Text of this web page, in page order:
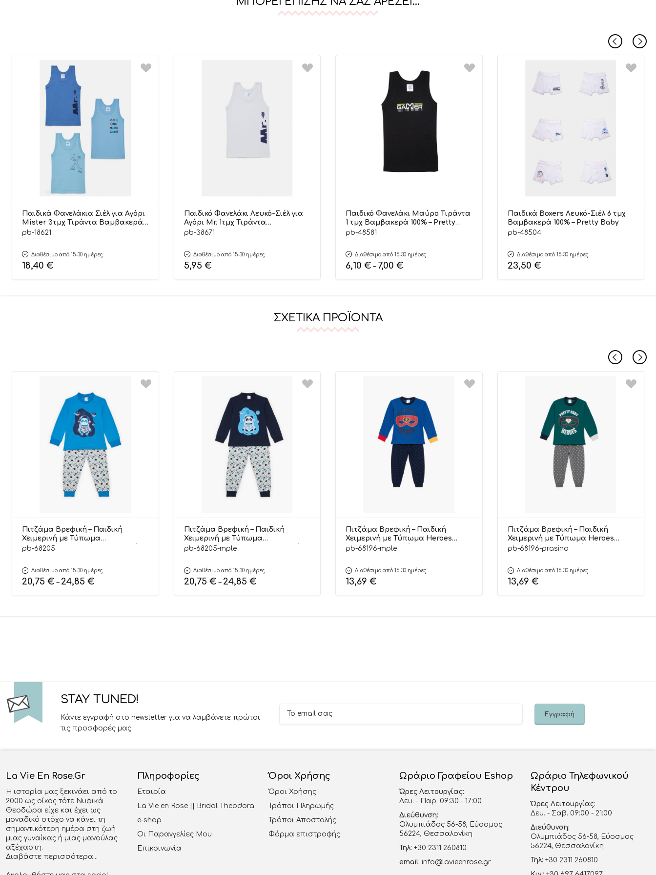
Μερικά ρούχα που φαίνονται ότι «μάζεψαν» στο πλύσιμο επανέρχονται στις
αρχικές τους διαστάσεις μετά το σιδέρωμα (π.χ. 100% modal ή 100% βισκόζη)
απορρυπαντικό διαλυμένο σωστά.
Στα μάλλινα αποφεύγετε το πλύσιμο σε υψηλές θερμοκρασίες και να το απλώνετε
πάντα σε οριζόντια θέση ώστε να διατηρείται η φόρμα του.
Τα βαμβακερά είναι ανθεκτικά στο σίδερο και στο στύψιμο αρκεί να μην πλυθεί
σε πολύ υψηλές θερμοκρασίες.
Στις τεχνητές ίνες τα χρώματα είναι ανεξίτηλα. Προτείνεται πλύσιμο και σίδερο
σε μέτριες έως χαμηλές θερμοκρασίες.
Παιδικά Φανελάκια Σιέλ για Αγόρι
Mister 3τμχ Τιράντα Βαμβακερά
100% – Pretty Baby
pb-18621
Διαθέσιμο από 15-30 ημέρες
18,40 €
Παιδικό Φανελάκι Λευκό-Σιέλ για
Αγόρι Mr. 1τμχ Τιράντα
Βαμβακερό 100% – Pretty Baby
pb-38671
Διαθέσιμο από 15-30 ημέρες
5,95 €
Παιδικό Φανελάκι Μαύρο Τιράντα
1 τμχ Βαμβακερά 100% – Pretty
Baby
pb-48581
Διαθέσιμο από 15-30 ημέρες
6,10 € – 7,00 €
Παιδικά Boxers Λευκό-Σιέλ 6 τμχ
Βαμβακερά 100% – Pretty Baby
pb-48504
Διαθέσιμο από 15-30 ημέρες
23,50 €
ΣΧΕΤΙΚΆ ΠΡΟΪΌΝΤΑ
Πιτζάμα Βρεφική – Παιδική
Χειμερινή με Τύπωμα
Αστροναύτης Μπλέ Βαμβακερή
pb-68205
Διαθέσιμο από 15-30 ημέρες
20,75 € – 24,85 €
Πιτζάμα Βρεφική – Παιδική
Χειμερινή με Τύπωμα
Αστροναύτης Μπλέ Βαμβακερή
pb-68205-mple
Διαθέσιμο από 15-30 ημέρες
20,75 € – 24,85 €
Πιτζάμα Βρεφική – Παιδική
Χειμερινή με Τύπωμα Heroes
Μπλε Βαμβακερή 100% | Pretty
pb-68196-mple
Διαθέσιμο από 15-30 ημέρες
13,69 €
Πιτζάμα Βρεφική – Παιδική
Χειμερινή με Τύπωμα Heroes
Πράσινο Βαμβακερή 100% | Pretty
pb-68196-prasino
Διαθέσιμο από 15-30 ημέρες
13,69 €
STAY TUNED!
Κάντε εγγραφή στο newsletter για να λαμβάνετε πρώτοι
τις προσφορές μας.
La Vie En Rose.gr
Η ιστορία μας ξεκινάει από το
2000 ως οίκος τότε Νυφικά
Θεοδώρα είχε και έχει ως
μοναδικό στόχο να κάνει τη
σημαντικότερη ημέρα στη ζωή
μιας γυναίκας ή μιας μανούλας
αξέχαστη.
Διαβάστε περισσότερα...
Πληροφορίες
Εταιρία
La Vie en Rose || Bridal Theodora
e-shop
Οι Παραγγελίες Μου
Επικοινωνία
Όροι Χρήσης
Όροι Χρήσης
Τρόποι Πληρωμής
Τρόποι Αποστολής
Φόρμα επιστροφής
Ωράριο Γραφείου Eshop
Ώρες Λειτουργίας:
Δευ. - Παρ. 09:30 - 17:00
Διεύθυνση:
Ολυμπιάδος 56-58, Εύοσμος
56224, Θεσσαλονίκη
Τηλ: +30 2311 260810
email: info@lavieenrose.gr
Ωράριο Τηλεφωνικού
Κέντρου
Ώρες Λειτουργίας:
Δευ. - Σαβ. 09:00 - 21:00
Διεύθυνση:
Ολυμπιάδος 56-58, Εύοσμος
56224, Θεσσαλονίκη
Τηλ: +30 2311 260810